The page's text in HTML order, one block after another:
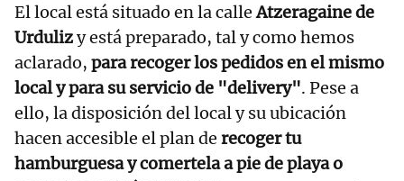
El local está situado en la calleAtzeragaine de
Urdulizy está preparado, tal y como hemos
aclarado, para recoger los pedidos en el mismo
local y para su servicio de "delivery". Pese a
ello, la disposición del local y su ubicación
hacen accesible el plan de recoger tu
hamburguesa y comertela a pie de playa o